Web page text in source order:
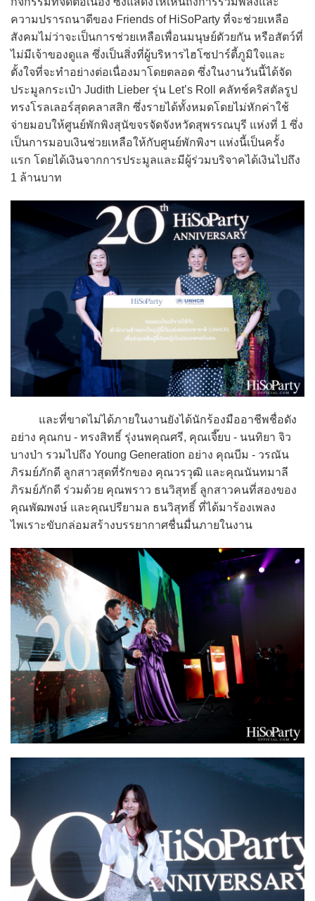
ความปรารถนาดีของ Friends of HiSoParty ที่จะช่วยเหลือ
สังคมไม่ว่าจะเป็นการช่วยเหลือเพื่อนมนุษย์ดัวยกัน หรือสัตว์ที่
ไม่มีเจ้าของดูแล ซึ่งเป็นสิ่งที่ผู้บริหารไฮโซปาร์ตี้ภูมิใจและ
ตั้งใจที่จะทำอย่างต่อเนื่องมาโดยตลอด ซึ่งในงานวันนี้ได้จัด
ประมูลกระเป๋า Judith Lieber รุ่น Let’s Roll คลัทช์คริสตัลรูป
ทรงโรลเลอร์สุดคลาสสิก ซึ่งรายได้ทั้งหมดโดยไม่หักค่าใช้
จ่ายมอบให้ศูนย์พักพิงสุนัขจรจัดจังหวัดสุพรรณบุรี แห่งที่ 1 ซึ่ง
เป็นการมอบเงินช่วยเหลือให้กับศูนย์พักพิงฯ แห่งนี้เป็นครั้ง
แรก โดยได้เงินจากการประมูลและมีผู้ร่วมบริจาคได้เงินไปถึง
1 ล้านบาท
และที่ขาดไม่ได้ภายในงานยังได้นักร้องมืออาชีพชื่อดัง
อย่าง คุณกบ - ทรงสิทธิ์ รุ่งนพคุณศรี, คุณเจี๊ยบ - นนทิยา จิว
บางป่า รวมไปถึง Young Generation อย่าง คุณบีม - วรณัน
ภิรมย์ภักดี ลูกสาวสุดที่รักของ คุณวรวุฒิ และคุณนันทมาลี
ภิรมย์ภักดี ร่วมด้วย คุณพราว ธนวิสุทธิ์ ลูกสาวคนที่สองของ
คุณพัฒพงษ์ และคุณปรียามล ธนวิสุทธิ์ ที่ได้มาร้องเพลง
ไพเราะขับกล่อมสร้างบรรยากาศชื่นมื่นภายในงาน